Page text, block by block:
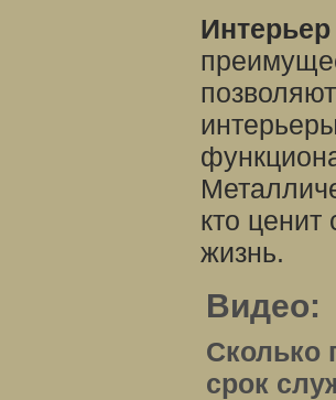
кто
жизнь.
Видео:
Сколько
срок